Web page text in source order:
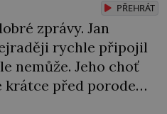
PŘEHRÁT
zprávy. Jan
rychle připojil
nemůže. Jeho choť
krátce před porodem